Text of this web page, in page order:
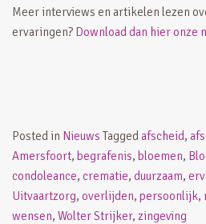
Meer interviews en artikelen lezen
ervaringen? Download dan hier onze
Posted in Nieuws Taggedafscheid,
Amersfoort, begrafenis, bloemen,
condoleance, crematie, duurzaam,
Uitvaartzorg, overlijden, persoonlijk,
wensen, Wolter Strijker, zingeving